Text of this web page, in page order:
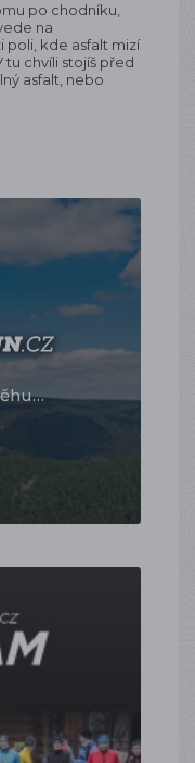
po chodníku,
na
poli, kde asfalt mizí
tu chvíli stojíš před
asfalt, nebo